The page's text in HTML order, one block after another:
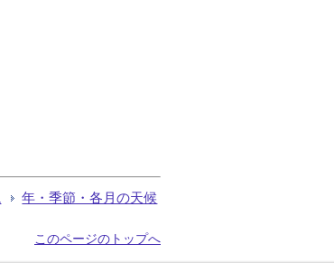
年・季節・各月の天候
このページのトップへ